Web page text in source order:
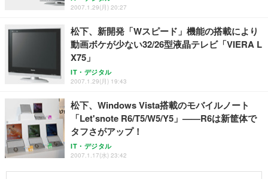
2007.1.29(月) 20:27
松下、新開発「Wスピード」機能の搭載により
動画ボケが少ない32/26型液晶テレビ「VIERA L
X75」
IT・デジタル
2007.1.29(月) 19:43
松下、Windows Vista搭載のモバイルノート
「Let'snote R6/T5/W5/Y5」——R6は新筐体で
タフさがアップ！
IT・デジタル
2007.1.17(水) 23:42